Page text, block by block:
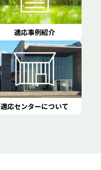
適応事例紹介
適応センターについて